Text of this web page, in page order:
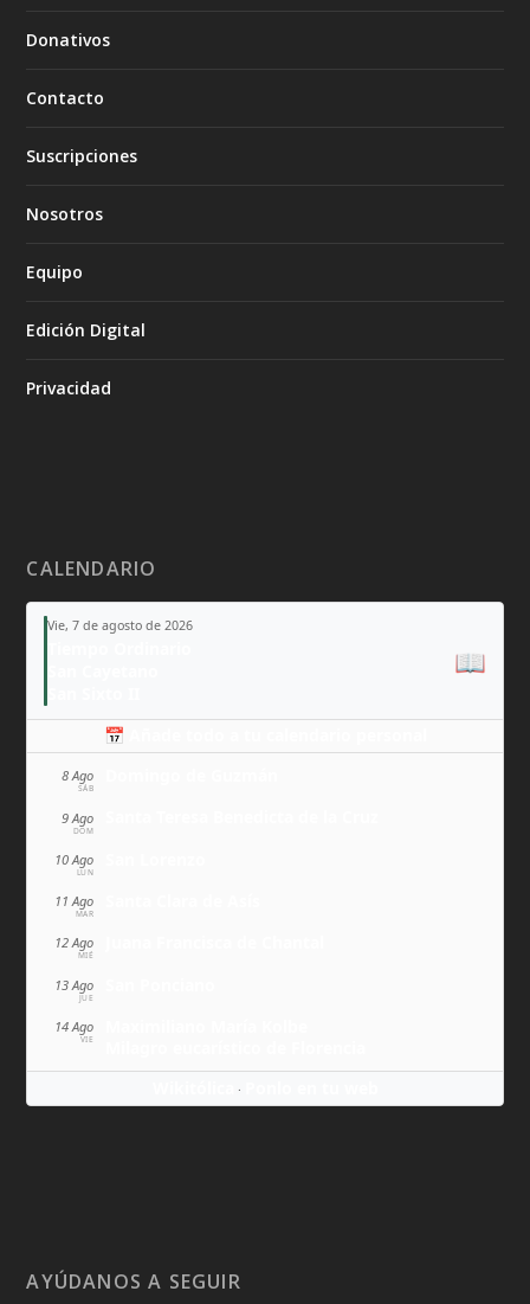
Donativos
Contacto
Suscripciones
Nosotros
Equipo
Edición Digital
Privacidad
CALENDARIO
Vie, 7 de agosto de 2026
📖
📅 Añade todo a tu calendario personal
8 Ago
SÁB
9 Ago
DOM
10 Ago
LUN
11 Ago
MAR
12 Ago
MIÉ
13 Ago
JUE
14 Ago
VIE
·
AYÚDANOS A SEGUIR